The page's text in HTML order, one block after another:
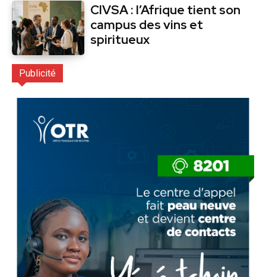
CIVSA : l’Afrique tient son
campus des vins et
spiritueux
Publicité